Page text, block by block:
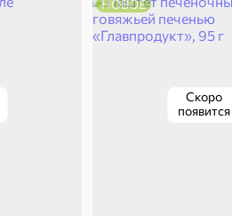
Скоро
появится
НОВОЕ